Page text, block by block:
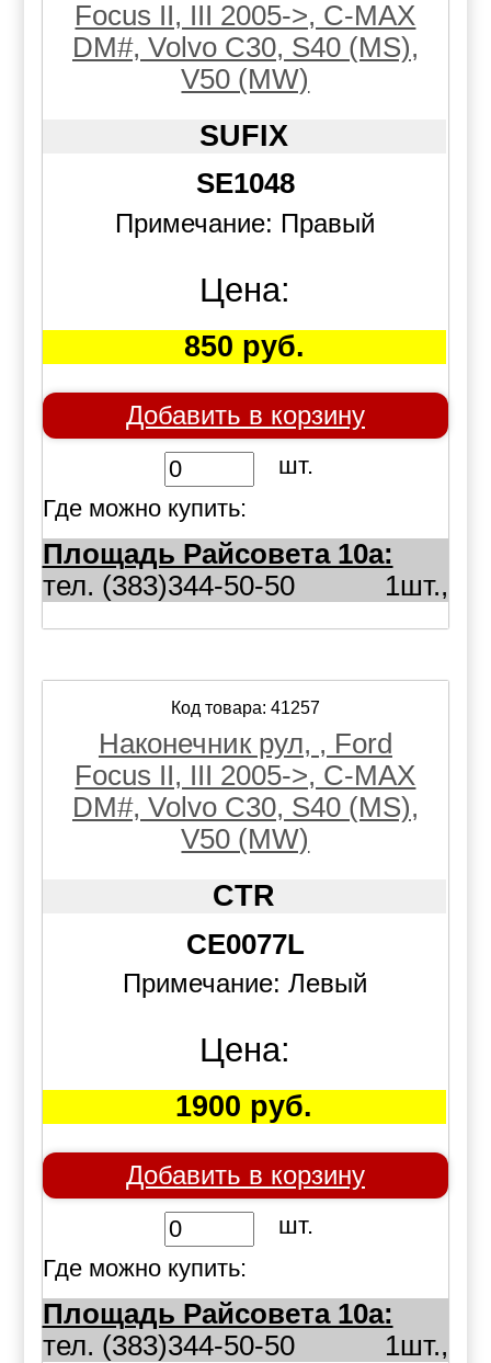
Focus II, III 2005->, C-MAX
DM#, Volvo C30, S40 (MS),
V50 (MW)
SUFIX
SE1048
Примечание: Правый
Цена:
850 руб.
Добавить в корзину
шт.
Где можно купить:
Площадь Райсовета 10а:
1шт.,
тел. (383)344-50-50
Код товара: 41257
Наконечник рул, , Ford
Focus II, III 2005->, C-MAX
DM#, Volvo C30, S40 (MS),
V50 (MW)
CTR
CE0077L
Примечание: Левый
Цена:
1900 руб.
Добавить в корзину
шт.
Где можно купить:
Площадь Райсовета 10а:
1шт.,
тел. (383)344-50-50